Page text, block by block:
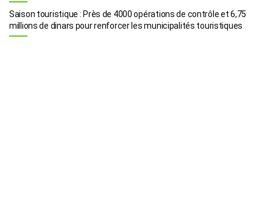
Saison touristique : Près de 4000 opérations de contrôle et 6,75
millions de dinars pour renforcer les municipalités touristiques